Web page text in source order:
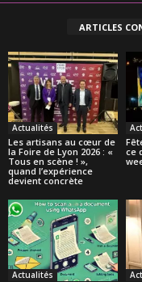
ARTICLES
Actualités
Les artisans au cœur de
la Foire de Lyon 2026 : «
Tous en scène ! »,
quand l’expérience
devient concrète
ce
Actualités